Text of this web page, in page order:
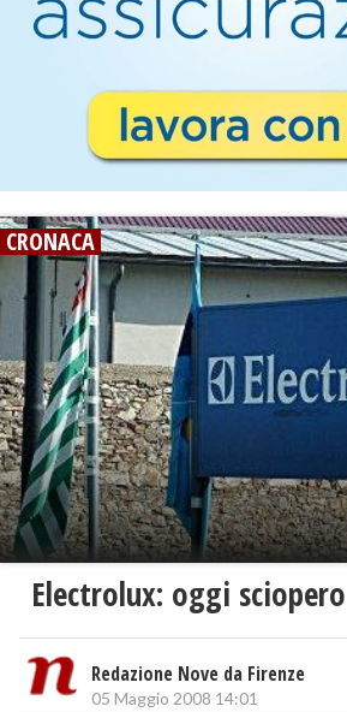
CRONACA
Electrolux: oggi
Redazione Nove da Firenze
05 Maggio 2008 14:01